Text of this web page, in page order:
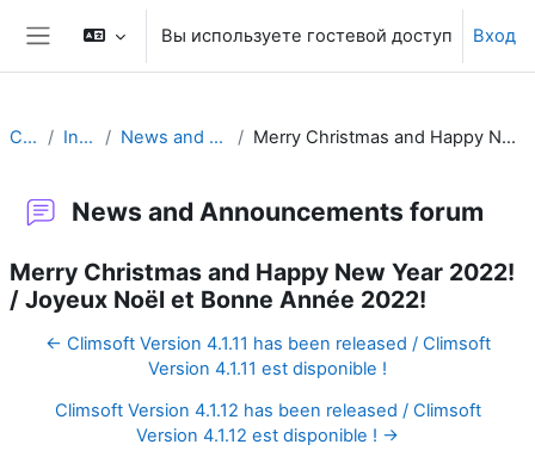
Перейти к основному содержанию
Боковая панель
Вы используете гостевой доступ Вход
Climsoft Introduction News and Announcements forum Merry Christmas and Happy New Year 2022! / Joyeux Noël et Bonne Année 2022!
News and Announcements forum
Merry Christmas and Happy New Year 2022!
/ Joyeux Noël et Bonne Année 2022!
← Climsoft Version 4.1.11 has been released / Climsoft
Version 4.1.11 est disponible !
Climsoft Version 4.1.12 has been released / Climsoft
Version 4.1.12 est disponible ! →